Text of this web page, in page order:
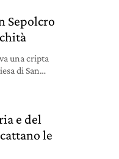
Sepolcro
una cripta
di San
gennaio 2018
e del
le